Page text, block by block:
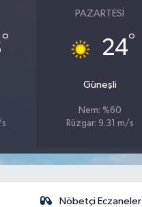
°
s
PAZARTESI
24°
Güneşli
Nem: %60
Rüzgar: 9.31 m/s
Nöbetçi Eczaneler